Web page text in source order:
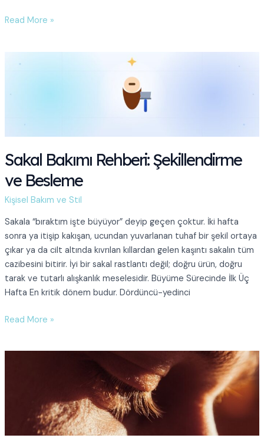
Erkek
Parçaları
Read More »
Sakal Bakımı Rehberi: Şekillendirme
ve Besleme
Kişisel Bakım ve Stil
Sakala “bıraktım işte büyüyor” deyip geçen çoktur. İki hafta
sonra ya itişip kakışan, ucundan yuvarlanan tuhaf bir şekil ortaya
çıkar ya da cilt altında kıvrılan kıllardan gelen kaşıntı sakalın tüm
cazibesini bitirir. İyi bir sakal rastlantı değil; doğru ürün, doğru
tarak ve tutarlı alışkanlık meselesidir. Büyüme Sürecinde İlk Üç
Hafta En kritik dönem budur. Dördüncü-yedinci
Sakal
Read More »